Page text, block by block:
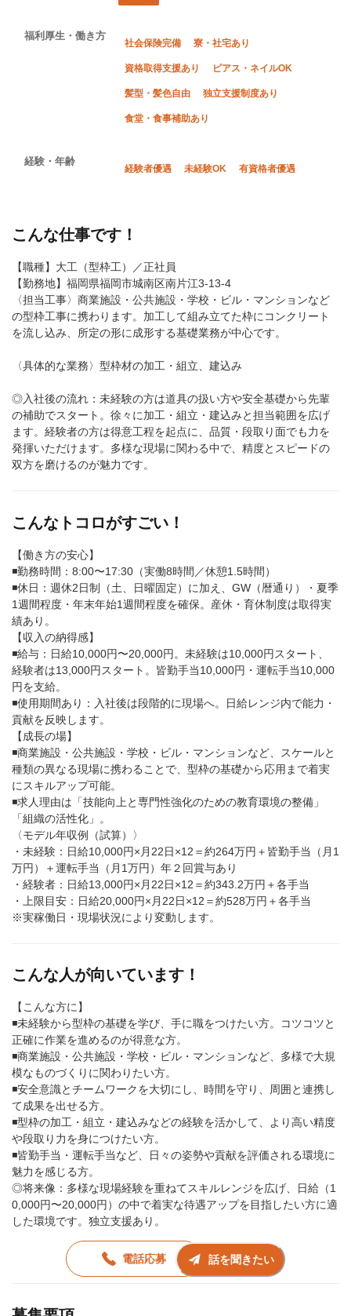
福利厚生・働き方
社会保険完備 寮・社宅あり
資格取得支援あり ピアス・ネイルOK
髪型・髪色自由 独立支援制度あり
食堂・食事補助あり
経験・年齢
経験者優遇 未経験OK 有資格者優遇
こんな仕事です！
【職種】大工（型枠工）／正社員
【勤務地】福岡県福岡市城南区南片江3-13-4
〈担当工事〉商業施設・公共施設・学校・ビル・マンションなど
の型枠工事に携わります。加工して組み立てた枠にコンクリート
を流し込み、所定の形に成形する基礎業務が中心です。
〈具体的な業務〉型枠材の加工・組立、建込み
◎入社後の流れ：未経験の方は道具の扱い方や安全基礎から先輩
の補助でスタート。徐々に加工・組立・建込みと担当範囲を広げ
ます。経験者の方は得意工程を起点に、品質・段取り面でも力を
発揮いただけます。多様な現場に関わる中で、精度とスピードの
双方を磨けるのが魅力です。
こんなトコロがすごい！
【働き方の安心】
◾️勤務時間：8:00〜17:30（実働8時間／休憩1.5時間）
◾️休日：週休2日制（土、日曜固定）に加え、GW（暦通り）・夏季
1週間程度・年末年始1週間程度を確保。産休・育休制度は取得実
績あり。
【収入の納得感】
◾️給与：日給10,000円〜20,000円。未経験は10,000円スタート、
経験者は13,000円スタート。皆勤手当10,000円・運転手当10,000
円を支給。
◾️使用期間あり：入社後は段階的に現場へ。日給レンジ内で能力・
貢献を反映します。
【成長の場】
◾️商業施設・公共施設・学校・ビル・マンションなど、スケールと
種類の異なる現場に携わることで、型枠の基礎から応用まで着実
にスキルアップ可能。
◾️求人理由は「技能向上と専門性強化のための教育環境の整備」
「組織の活性化」。
〈モデル年収例（試算）〉
・未経験：日給10,000円×月22日×12＝約264万円＋皆勤手当（月1
万円）＋運転手当（月1万円）年２回賞与あり
・経験者：日給13,000円×月22日×12＝約343.2万円＋各手当
・上限目安：日給20,000円×月22日×12＝約528万円＋各手当
※実稼働日・現場状況により変動します。
こんな人が向いています！
【こんな方に】
◾️未経験から型枠の基礎を学び、手に職をつけたい方。コツコツと
正確に作業を進めるのが得意な方。
◾️商業施設・公共施設・学校・ビル・マンションなど、多様で大規
模なものづくりに関わりたい方。
◾️安全意識とチームワークを大切にし、時間を守り、周囲と連携し
て成果を出せる方。
◾️型枠の加工・組立・建込みなどの経験を活かして、より高い精度
や段取り力を身につけたい方。
◾️皆勤手当・運転手当など、日々の姿勢や貢献を評価される環境に
魅力を感じる方。
◎将来像：多様な現場経験を重ねてスキルレンジを広げ、日給（1
0,000円〜20,000円）の中で着実な待遇アップを目指したい方に適
した環境です。独立支援あり。
電話応募 話を聞きたい